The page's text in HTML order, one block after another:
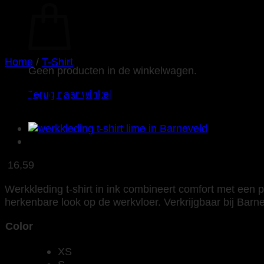
Geen producten in de winkelwagen.
Terug naar winkel
Home / T-Shirt
Tricorp 101010 T-Shirt
16,59
Werkkleding t-shirt in ink combineert comfort met een
herkenbare look op de werkvloer. Verkrijgbaar bij
Color
XS